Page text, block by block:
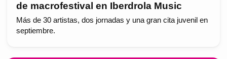
de macrofestival en Iberdrola Music
Más de 30 artistas, dos jornadas y una gran cita juvenil en
septiembre.